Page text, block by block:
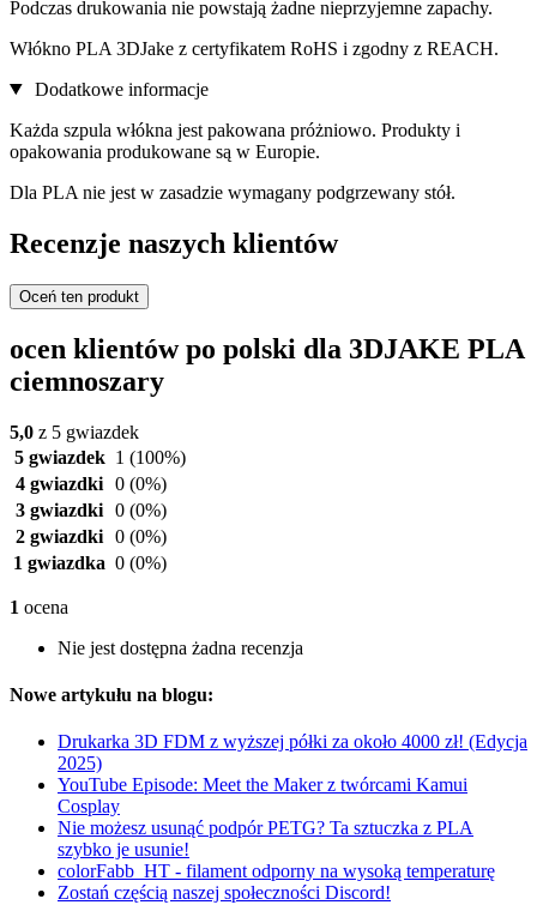
Podczas drukowania nie powstają żadne nieprzyjemne zapachy.
Włókno PLA 3DJake z certyfikatem RoHS i zgodny z REACH.
Dodatkowe informacje
Każda szpula włókna jest pakowana próżniowo. Produkty i
opakowania produkowane są w Europie.
Dla PLA nie jest w zasadzie wymagany podgrzewany stół.
Recenzje naszych klientów
Oceń ten produkt
ocen klientów po polski dla 3DJAKE PLA
ciemnoszary
5,0 z 5 gwiazdek
5 gwiazdek 1 (100%)
4 gwiazdki 0 (0%)
3 gwiazdki 0 (0%)
2 gwiazdki 0 (0%)
1 gwiazdka 0 (0%)
1 ocena
Nie jest dostępna żadna recenzja
Nowe artykułu na blogu:
Drukarka 3D FDM z wyższej półki za około 4000 zł! (Edycja
2025)
YouTube Episode: Meet the Maker z twórcami Kamui
Cosplay
Nie możesz usunąć podpór PETG? Ta sztuczka z PLA
szybko je usunie!
colorFabb_HT - filament odporny na wysoką temperaturę
Zostań częścią naszej społeczności Discord!